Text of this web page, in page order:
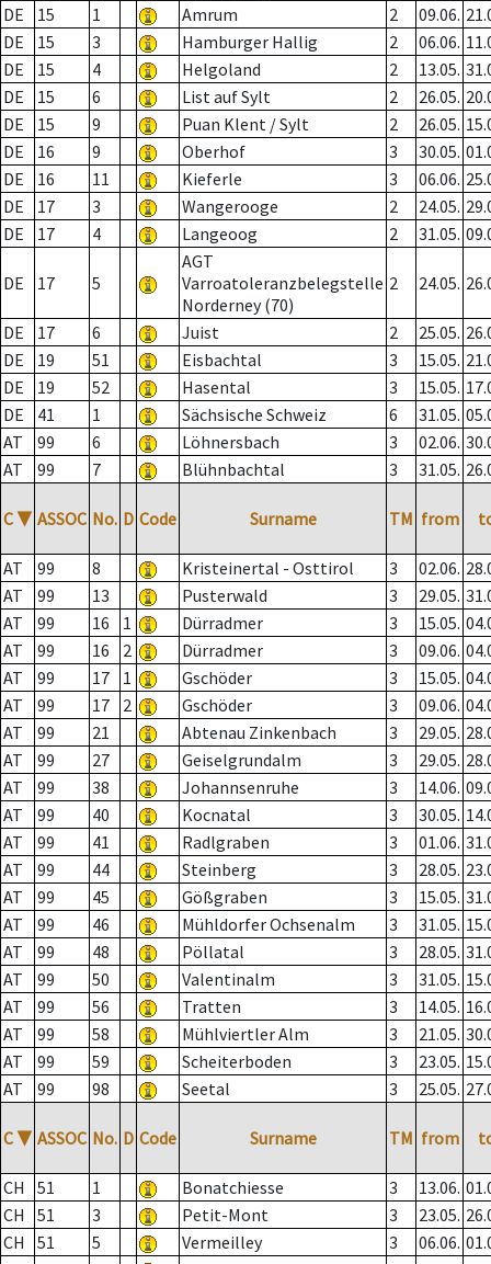
DE
15 1 Amrum 2 09.06.
DE
15 3 Hamburger Hallig 2 06.06.
DE
15 4 Helgoland 2 13.05.
DE
15 6 List auf Sylt 2 26.05.
DE
15 9 Puan Klent / Sylt 2 26.05.
DE
16 9 Oberhof 3 30.05.
DE
16 11 Kieferle 3 06.06.
DE
17 3 Wangerooge 2 24.05.
DE
17 4 Langeoog 2 31.05.
DE 17 5
AGT
Varroatoleranzbelegstelle
Norderney (70)
2 24.05.
DE 17 6 Juist 2 25.05.
DE
19 51 Eisbachtal 3 15.05.
DE
19 52 Hasental 3 15.05.
DE
41 1 Sächsische Schweiz 6 31.05.
AT
99 6 Löhnersbach 3 02.06.
AT
99 7 Blühnbachtal 3 31.05.
C ▼ ASSOC No. D Code Surname TM from
AT 99 8 Kristeinertal - Osttirol 3 02.06.
AT
99 13 Pusterwald 3 29.05.
AT
99 16 1 Dürradmer 3 15.05.
AT
99 16 2 Dürradmer 3 09.06.
AT
99 17 1 Gschöder 3 15.05.
AT
99 17 2 Gschöder 3 09.06.
AT
99 21 Abtenau Zinkenbach 3 29.05.
AT
99 27 Geiselgrundalm 3 29.05.
AT
99 38 Johannsenruhe 3 14.06.
AT
99 40 Kocnatal 3 30.05.
AT
99 41 Radlgraben 3 01.06.
AT
99 44 Steinberg 3 28.05.
AT
99 45 Gößgraben 3 15.05.
AT
99 46 Mühldorfer Ochsenalm 3 31.05.
AT
99 48 Pöllatal 3 28.05.
AT
99 50 Valentinalm 3 31.05.
AT
99 56 Tratten 3 14.05.
AT
99 58 Mühlviertler Alm 3 21.05.
AT
99 59 Scheiterboden 3 23.05.
AT
99 98 Seetal 3 25.05.
C ▼ ASSOC No. D Code Surname TM from
CH 51 1 Bonatchiesse 3 13.06.
CH
51 3 Petit-Mont 3 23.05.
CH
51 5 Vermeilley 3 06.06.